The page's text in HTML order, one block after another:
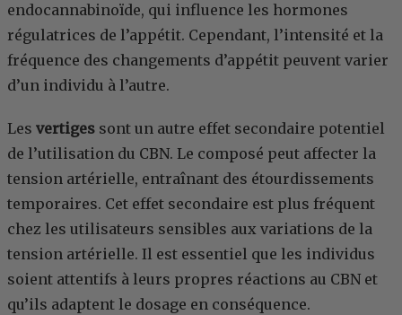
endocannabinoïde, qui influence les hormones
régulatrices de l’appétit. Cependant, l’intensité et la
fréquence des changements d’appétit peuvent varier
d’un individu à l’autre.
Les vertiges sont un autre effet secondaire potentiel
de l’utilisation du CBN. Le composé peut affecter la
tension artérielle, entraînant des étourdissements
temporaires. Cet effet secondaire est plus fréquent
chez les utilisateurs sensibles aux variations de la
tension artérielle. Il est essentiel que les individus
soient attentifs à leurs propres réactions au CBN et
qu’ils adaptent le dosage en conséquence.